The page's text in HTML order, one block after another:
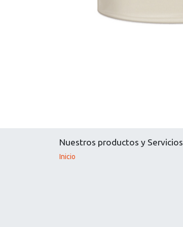
Nuestros productos y Servicios
Inicio